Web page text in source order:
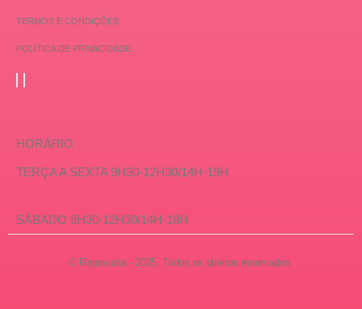
TERMOS E CONDIÇÕES
POLÍTICA DE PRIVACIDADE
HORÁRIO
TERÇA A SEXTA 9H30-12H30/14H-19H
SÁBADO 9H30-12H30/14H-18H
© Raposodia - 2025. Todos os direitos reservados.